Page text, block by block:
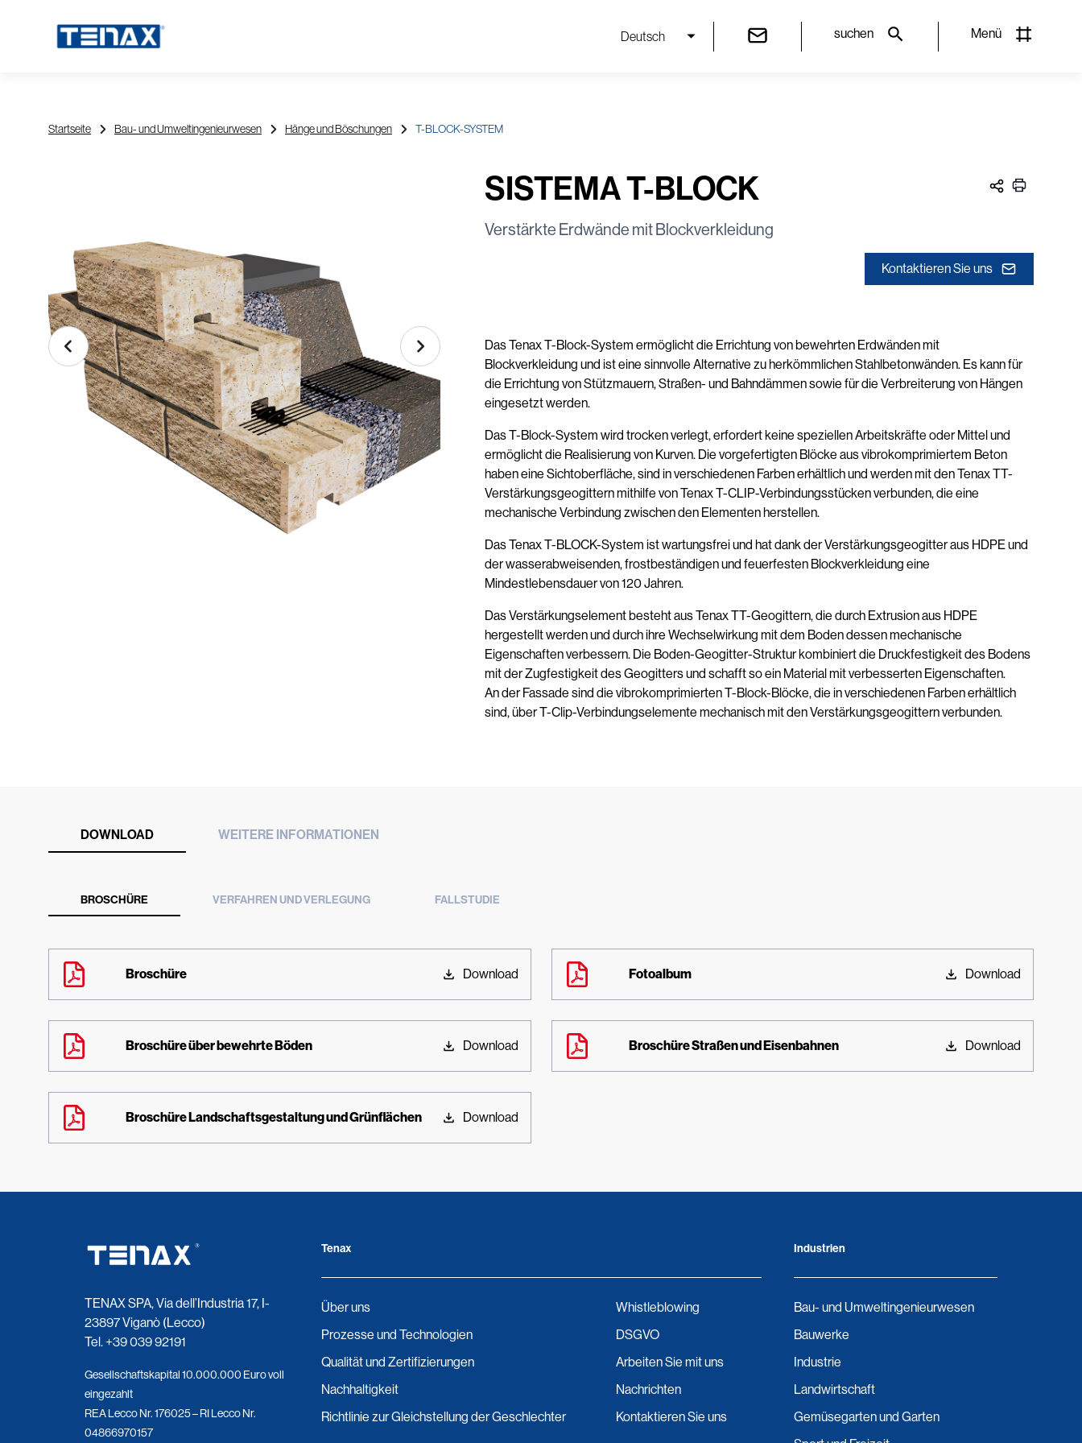
Deutsch suchen Menü
Startseite Bau- und Umweltingenieurwesen Hänge und Böschungen T-BLOCK-SYSTEM
SISTEMA T-BLOCK
Verstärkte Erdwände mit Blockverkleidung
Kontaktieren Sie uns
Das Tenax T-Block-System ermöglicht die Errichtung von bewehrten Erdwänden mit
Blockverkleidung und ist eine sinnvolle Alternative zu herkömmlichen Stahlbetonwänden. Es kann für
die Errichtung von Stützmauern, Straßen- und Bahndämmen sowie für die Verbreiterung von Hängen
eingesetzt werden.
Das T-Block-System wird trocken verlegt, erfordert keine speziellen Arbeitskräfte oder Mittel und
ermöglicht die Realisierung von Kurven. Die vorgefertigten Blöcke aus vibrokomprimiertem Beton
haben eine Sichtoberfläche, sind in verschiedenen Farben erhältlich und werden mit den Tenax TT-
Verstärkungsgeogittern mithilfe von Tenax T-CLIP-Verbindungsstücken verbunden, die eine
mechanische Verbindung zwischen den Elementen herstellen.
Das Tenax T-BLOCK-System ist wartungsfrei und hat dank der Verstärkungsgeogitter aus HDPE und
der wasserabweisenden, frostbeständigen und feuerfesten Blockverkleidung eine
Mindestlebensdauer von 120 Jahren.
Das Verstärkungselement besteht aus Tenax TT-Geogittern, die durch Extrusion aus HDPE
hergestellt werden und durch ihre Wechselwirkung mit dem Boden dessen mechanische
Eigenschaften verbessern. Die Boden-Geogitter-Struktur kombiniert die Druckfestigkeit des Bodens
mit der Zugfestigkeit des Geogitters und schafft so ein Material mit verbesserten Eigenschaften.
An der Fassade sind die vibrokomprimierten T-Block-Blöcke, die in verschiedenen Farben erhältlich
sind, über T-Clip-Verbindungselemente mechanisch mit den Verstärkungsgeogittern verbunden.
DOWNLOAD WEITERE INFORMATIONEN
BROSCHÜRE VERFAHREN UND VERLEGUNG FALLSTUDIE
Broschüre Download Fotoalbum Download
Broschüre über bewehrte Böden Download Broschüre Straßen und Eisenbahnen Download
Broschüre Landschaftsgestaltung und Grünflächen Download
TENAX SPA, Via dell’Industria 17, I-
23897 Viganò (Lecco)
Tel.+39 039 92191
Gesellschaftskapital 10.000.000 Euro voll
eingezahlt
REA Lecco Nr. 176025 – RI Lecco Nr.
04866970157
Tenax
Über uns
Prozesse und Technologien
Qualität und Zertifizierungen
Nachhaltigkeit
Richtlinie zur Gleichstellung der Geschlechter
Whistleblowing
DSGVO
Arbeiten Sie mit uns
Nachrichten
Kontaktieren Sie uns
Industrien
Bau- und Umweltingenieurwesen
Bauwerke
Industrie
Landwirtschaft
Gemüsegarten und Garten